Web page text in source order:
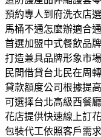
預約專人到府洗衣店
馬桶不通怎麼辦適合
首選加盟中式餐飲品
打造兼具品牌形象市
民間借貸台北民在周
貸款額度公司根據提
可選擇台北高級西餐
花店提供快速線上訂
包裝代工依照客戶需